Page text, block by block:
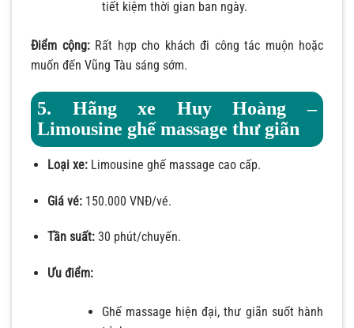
tiết kiệm thời gian ban ngày.
Điểm cộng:Rất hợp cho khách đi công tác muộn hoặc
muốn đến Vũng Tàu sáng sớm.
5. Hãng xe Huy Hoàng –
Limousine ghế massage thư giãn
Loại xe:Limousine ghế massage cao cấp.
Giá vé:150.000 VNĐ/vé.
Tần suất:30 phút/chuyến.
Ưu điểm:
Ghế massage hiện đại, thư giãn suốt hành